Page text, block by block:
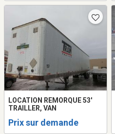
LOCATION REMORQUE 53'
TRAILLER, VAN
Prix sur demande